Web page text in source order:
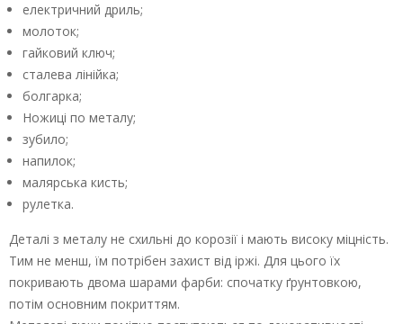
електричний дриль;
молоток;
гайковий ключ;
сталева лінійка;
болгарка;
Ножиці по металу;
зубило;
напилок;
малярська кисть;
рулетка.
Деталі з металу не схильні до корозії і мають високу міцність.
Тим не менш, їм потрібен захист від іржі. Для цього їх
покривають двома шарами фарби: спочатку ґрунтовкою,
потім основним покриттям.